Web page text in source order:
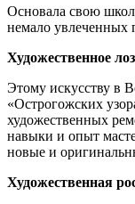
Основала свою
немало увлеченных
Художественное
Этому искусству в
«Острогожских
художественных
навыки и опыт
новые и
Художественная